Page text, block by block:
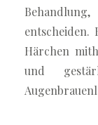
Härchen
und